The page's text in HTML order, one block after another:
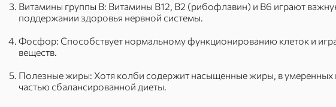
Витамины группы B: Витамины B12, B2 (рибофлавин) и B6 играют
поддержании здоровья нервной системы.
Фосфор: Способствует нормальному функционированию клеток и
веществ.
Полезные жиры: Хотя колби содержит насыщенные жиры, в умеренных
частью сбалансированной диеты.